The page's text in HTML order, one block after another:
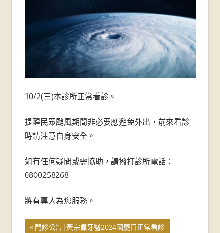
牙
醫
診
所-
台
南
醫
10/2(三)本診所正常看診。
提醒民眾颱風期間非必要應避免外出，前來看診
時請注意自身安全。
如有任何疑問或需協助，請撥打診所電話：
0800258268
將有專人為您服務。
門診公告|黃宗偉牙醫2024國慶日正常看診